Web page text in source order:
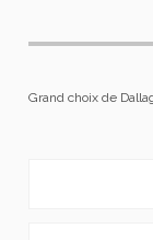
Grand choix de